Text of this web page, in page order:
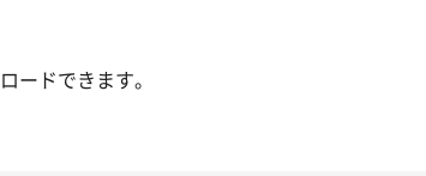
ドできます。